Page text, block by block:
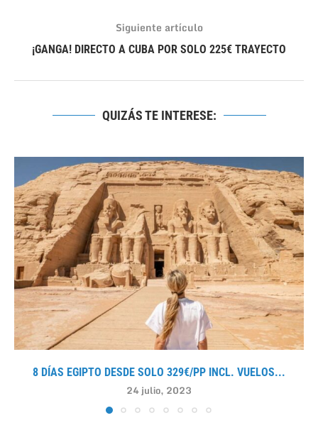
Siguiente artículo
¡GANGA! DIRECTO A CUBA POR SOLO 225€ TRAYECTO
QUIZÁS TE INTERESE:
8 DÍAS EGIPTO DESDE SOLO 329€/PP INCL. VUELOS...
24 julio, 2023